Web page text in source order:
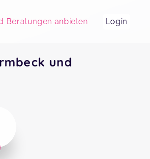
Beratungen anbieten Login
und